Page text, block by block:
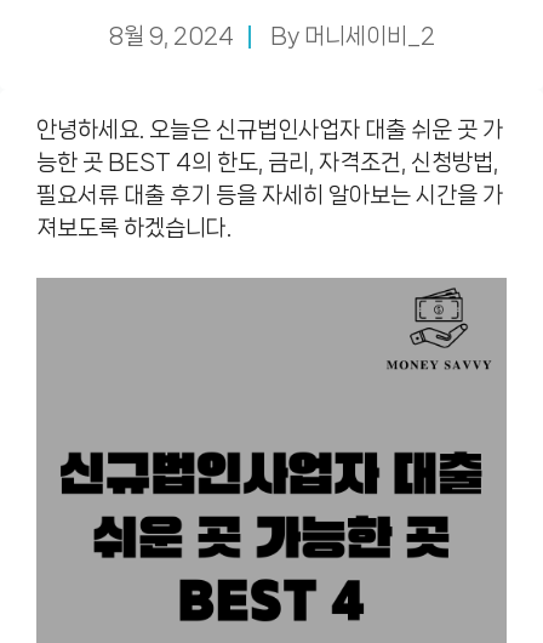
8월 9, 2024 By 머니세이비_2
안녕하세요. 오늘은 신규법인사업자 대출 쉬운 곳 가
능한 곳 BEST 4의 한도, 금리, 자격조건, 신청방법,
필요서류 대출 후기 등을 자세히 알아보는 시간을 가
져보도록 하겠습니다.